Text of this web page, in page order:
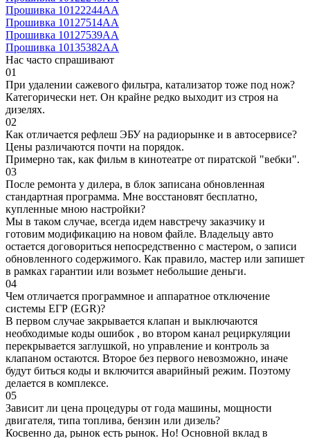
Прошивка 10122244AA
Прошивка 10127514AA
Прошивка 10127539AA
Прошивка 10135382AA
Нас часто спрашивают
01
При удалении сажевого фильтра, катализатор тоже под нож?
Категорически нет. Он крайне редко выходит из строя на
дизелях.
02
Как отличается рефлеш ЭБУ на радиорынке и в автосервисе?
Цены различаются почти на порядок.
Примерно так, как фильм в кинотеатре от пиратской "вебки".
03
После ремонта у дилера, в блок записана обновленная
стандартная программа. Мне восстановят бесплатно,
купленные мною настройки?
Мы в таком случае, всегда идем навстречу заказчику и
готовим модификацию на новом файле. Владельцу авто
остается договориться непосредственно с мастером, о записи
обновленного содержимого. Как правило, мастер или запишет
в рамках гарантии или возьмет небольшие деньги.
04
Чем отличается программное и аппаратное отключение
системы ЕГР (EGR)?
В первом случае закрывается клапан и выключаются
необходимые коды ошибок , во втором канал рециркуляции
перекрывается заглушкой, но управление и контроль за
клапаном остаются. Второе без первого невозможно, иначе
будут биться коды и включится аварийный режим. Поэтому
делается в комплексе.
05
Зависит ли цена процедуры от года машины, мощности
двигателя, типа топлива, бензин или дизель?
Косвенно да, рынок есть рынок. Но! Основной вклад в